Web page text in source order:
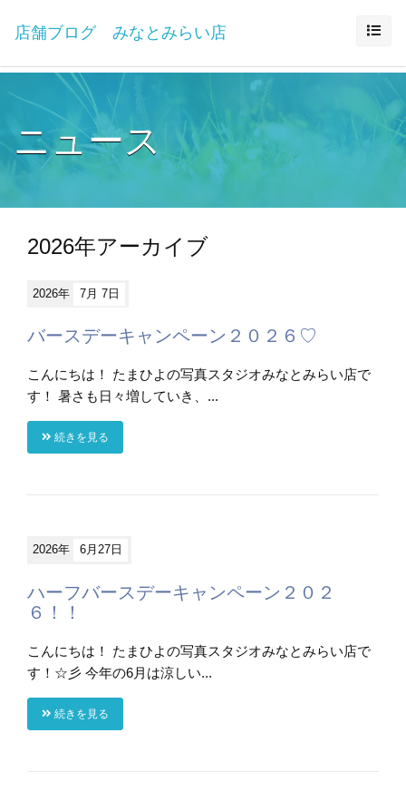
店舗ブログ みなとみらい店
ニュース
2026年アーカイブ
2026年 7月 7日
バースデーキャンペーン２０２６♡
こんにちは！ たまひよの写真スタジオみなとみらい店で
す！ 暑さも日々増していき、...
続きを見る
2026年 6月27日
ハーフバースデーキャンペーン２０２
６！！
こんにちは！ たまひよの写真スタジオみなとみらい店で
す！☆彡 今年の6月は涼しい...
続きを見る